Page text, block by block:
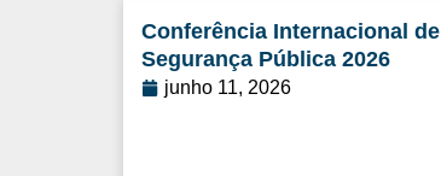
Conferência Internacional de
Segurança Pública 2026
junho 11, 2026